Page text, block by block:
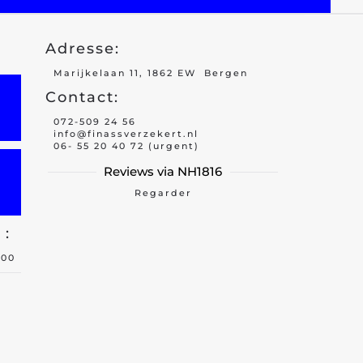
:
Adresse:
Marijkelaan 11, 1862 EW Bergen
Contact:
072-509 24 56
info@finassverzekert.nl
06- 55 20 40 72 (urgent)
Reviews via NH1816
Regarder